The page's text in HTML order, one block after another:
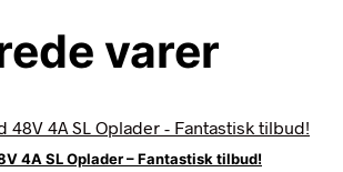
varer
4A SL Oplader – Fantastisk tilbud!